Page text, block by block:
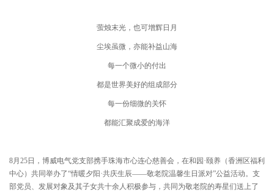
萤烛末光，也可增辉日月
尘埃虽微，亦能补益山海
每一个微小的付出
都是世界美好的组成部分
每一份细微的关怀
都能汇聚成爱的海洋
8月25日，博威电气党支部携手珠海市心连心慈善会，在和园·颐养（香洲区福利
中心）共同举办了“情暖夕阳·共庆生辰——敬老院温馨生日派对”公益活动。支
部党员、发展对象及其子女共十余人积极参与，共同为敬老院的寿星们送上了